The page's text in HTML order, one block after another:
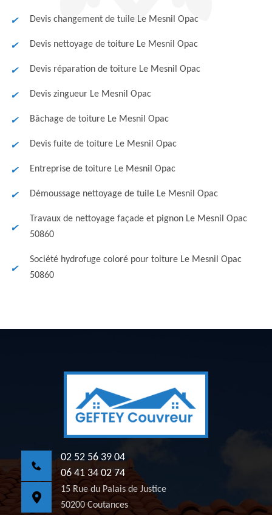
Devis changement de tuile Le Mesnil Opac
Devis nettoyage de toiture Le Mesnil Opac
Devis réparation de toiture Le Mesnil Opac
Devis zingueur Le Mesnil Opac
Bâchage de toiture Le Mesnil Opac
Devis fuite de toiture Le Mesnil Opac
Entreprise de toiture Le Mesnil Opac
Démoussage nettoyage de tuile Le Mesnil Opac
Travaux de nettoyage façade et pignon Le Mesnil Opac
50860
Société hydrofuge coloré pour toiture Le Mesnil Opac
50860
02 52 56 39 04
06 41 34 02 74
15 Rue du Palais de Justice
50200 Coutances